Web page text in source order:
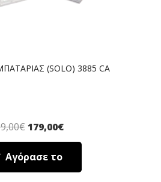
(SOLO) 3885 CA
€ 179,00€
Αγόρασε το